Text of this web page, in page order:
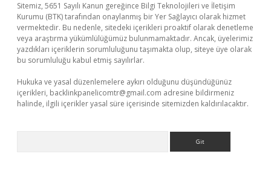
Sitemiz, 5651 Sayılı Kanun gereğince Bilgi Teknolojileri ve İletişim
Kurumu (BTK) tarafından onaylanmış bir Yer Sağlayıcı olarak hizmet
vermektedir. Bu nedenle, sitedeki içerikleri proaktif olarak denetleme
veya araştırma yükümlülüğümüz bulunmamaktadır. Ancak, üyelerimiz
yazdıkları içeriklerin sorumluluğunu taşımakta olup, siteye üye olarak
bu sorumluluğu kabul etmiş sayılırlar.
Hukuka ve yasal düzenlemelere aykırı olduğunu düşündüğünüz
içerikleri, backlinkpanelicomtr@gmail.com adresine bildirmeniz
halinde, ilgili içerikler yasal süre içerisinde sitemizden kaldırılacaktır.